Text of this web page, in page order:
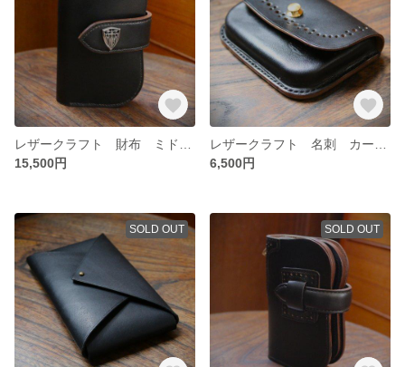
15,500円
6,500円
SOLD OUT SOLD OUT